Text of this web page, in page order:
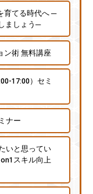
育てる時代へ ─
ましょう─
ン術 無料講座
17:00）セミ
ナー
いと思ってい
スキル向上